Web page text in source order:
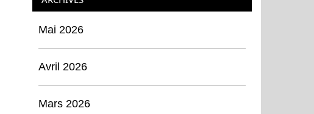
Mai 2026
Avril 2026
Mars 2026